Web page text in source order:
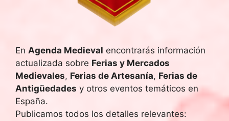
En Agenda Medieval encontrarás información
actualizada sobre Ferias y Mercados
Medievales, Ferias de Artesanía, Ferias de
Antigüedades y otros eventos temáticos en
España.
Publicamos todos los detalles relevantes: